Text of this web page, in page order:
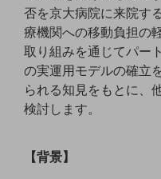
データ利活用
運用管理
業務支援・マーケティング
課題・ニーズで探す
課題・ニーズで探すTOP
否を京大病院に来院す
療機関への移動負担の
取り組みを通じてパー
の実運用モデルの確立
られる知見をもとに、
検討します。
【背景】